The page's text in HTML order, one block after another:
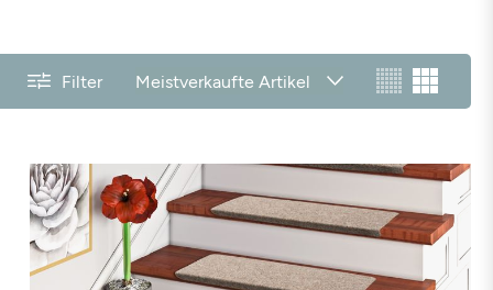
Beige Grau
Braun
Filter